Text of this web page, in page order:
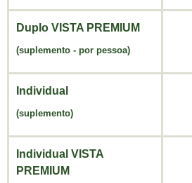
Duplo VISTA PREMIUM
(suplemento - por pessoa)
Individual
(suplemento)
Individual VISTA
PREMIUM